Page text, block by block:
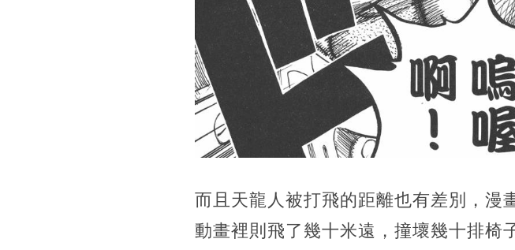
而且天龍人被打飛的距離也有差別，漫
動畫裡則飛了幾十米遠，撞壞幾十排椅